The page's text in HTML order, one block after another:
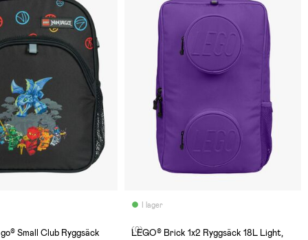
Small Club Ryggsäck
I lager
(0)
LEGO® Brick 1x2 Ryggsäck 18L Light,